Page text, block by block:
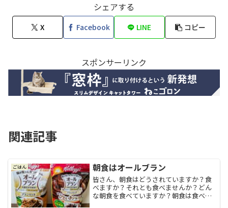
シェアする
X Facebook LINE コピー
スポンサーリンク
関連記事
ごはん 朝食はオールブラン
皆さん、朝食はどうされていますか？食
べますか？それとも食べませんか？どん
な朝食を食べていますか？朝食は食べる